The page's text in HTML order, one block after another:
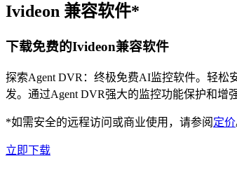
Ivideon 兼容软件*
下载免费的Ivideon兼容软件
探索Agent DVR：终极免费AI监控软件。轻松
发。通过Agent DVR强大的监控功能保护和增
*如需安全的远程访问或商业使用，请参阅 定价
立即下载